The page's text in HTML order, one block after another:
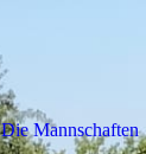
Die Mannschaften